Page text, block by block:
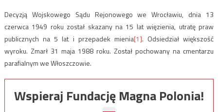
Decyzją Wojskowego Sądu Rejonowego we Wrocławiu, dnia 13
czerwca 1949 roku został skazany na 15 lat więzienia, utratę praw
publicznych na 5 lat i przepadek mienia[1]. Odsiedział większość
wyroku. Zmarł 31 maja 1988 roku. Został pochowany na cmentarzu
parafialnym we Włoszczowie.
Wspieraj Fundację Magna Polonia!